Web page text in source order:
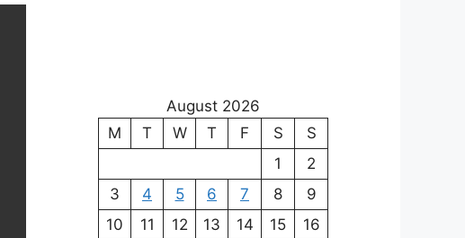
August 2026
M
T W T F S
S
1
2
3
4 5 6 7 8
9
10
11 12 13 14 15
16